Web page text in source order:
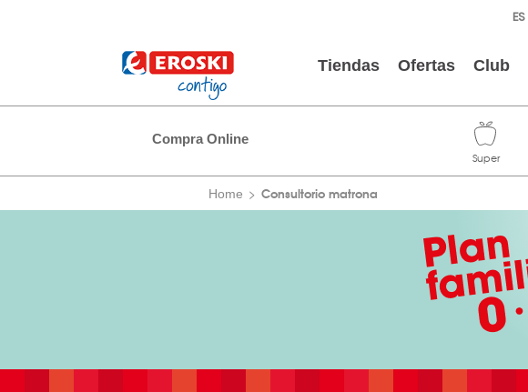
Tiendas Ofertas Club
Compra Online
Home Consultorio matrona